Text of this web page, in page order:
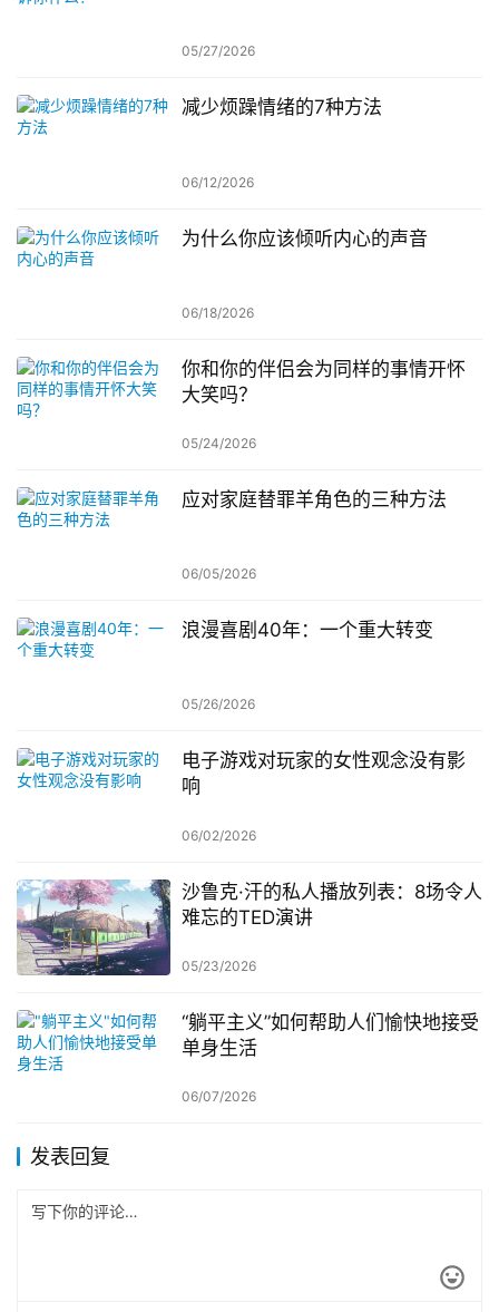
05/27/2026
减少烦躁情绪的7种方法
06/12/2026
为什么你应该倾听内心的声音
06/18/2026
你和你的伴侣会为同样的事情开怀
大笑吗？
05/24/2026
应对家庭替罪羊角色的三种方法
06/05/2026
浪漫喜剧40年：一个重大转变
05/26/2026
电子游戏对玩家的女性观念没有影
响
06/02/2026
沙鲁克·汗的私人播放列表：8场令人
难忘的TED演讲
05/23/2026
“躺平主义”如何帮助人们愉快地接受
单身生活
06/07/2026
发表回复